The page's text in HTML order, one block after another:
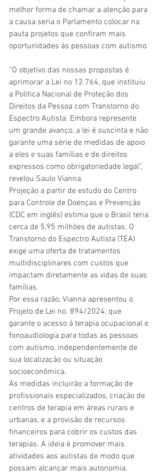
melhor forma de chamar a atenção para
a causa seria o Parlamento colocar na
pauta projetos que confiram mais
oportunidades às pessoas com autismo.
“O objetivo das nossas propostas é
aprimorar a Lei no 12.764, que instituiu
a Política Nacional de Proteção dos
Direitos da Pessoa com Transtorno do
Espectro Autista. Embora represente
um grande avanço, a lei é suscinta e não
garante uma série de medidas de apoio
a eles e suas famílias e de direitos
expressos como obrigatoriedade legal”,
revelou Saulo Vianna.
Projeção a partir de estudo do Centro
para Controle de Doenças e Prevenção
(CDC em inglês) estima que o Brasil teria
cerca de 5,95 milhões de autistas. O
Transtorno do Espectro Autista (TEA)
exige uma oferta de tratamentos
multidisciplinares com custos que
impactam diretamente as vidas de suas
famílias.
Por essa razão, Vianna apresentou o
Projeto de Lei no. 894/2024, que
garante o acesso à terapia ocupacional e
fonoaudiologia para todas as pessoas
com autismo, independentemente de
sua localização ou situação
socioeconômica.
As medidas incluirão a formação de
profissionais especializados, criação de
centros de terapia em áreas rurais e
urbanas, e a provisão de recursos
financeiros para cobrir os custos das
terapias. A ideia é promover mais
atividades aos autistas de modo que
possam alcançar mais autonomia,